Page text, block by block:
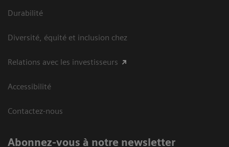
Durabilité
Diversité, équité et inclusion chez
Relations avec les investisseurs
Accessibilité
Contactez-nous
Abonnez-vous à notre newsletter